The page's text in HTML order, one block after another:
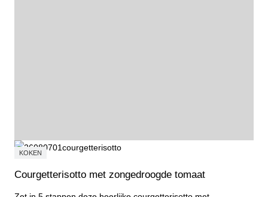
KOKEN
Courgetterisotto met zongedroogde tomaat